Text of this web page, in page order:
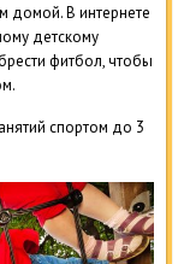
домой. В интернете
детскому
фитбол, чтобы
спортом до 3